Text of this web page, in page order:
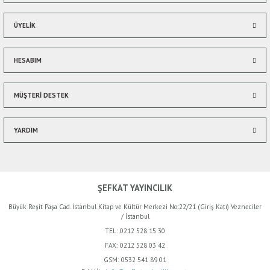
ÜYELİK
HESABIM
MÜŞTERİ DESTEK
YARDIM
ŞEFKAT YAYINCILIK
Büyük Reşit Paşa Cad. İstanbul Kitap ve Kültür Merkezi No:22/21 (Giriş Katı) Vezneciler
/ İstanbul
TEL: 0212 528 15 30
FAX: 0212 528 03 42
GSM: 0532 541 89 01